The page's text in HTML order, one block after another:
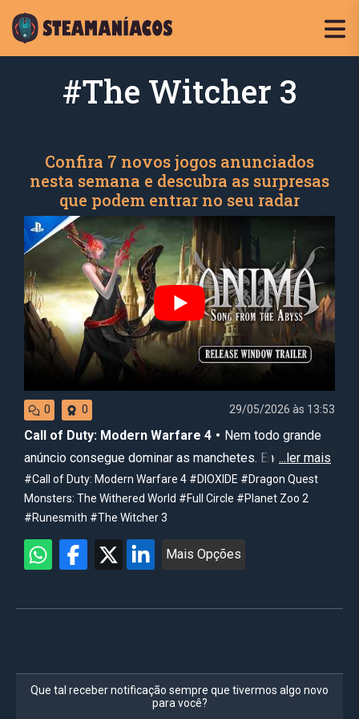
#The Witcher 3
Confira 7 novos jogos anunciados
nesta semana e descubra as surpresas
que podem entrar no seu radar
0 0 29/05/2026 às 13:53
Call of Duty: Modern Warfare 4
Nem todo grande
anúncio consegue dominar as manchetes. Enquanto
gigantes da indústria disputam a atenção dos
jogadores, diversos projetos promissores acabam
passando despercebidos em meio ao fluxo constante
de novidades. Nesta semana, porém, surgiram sete
jogos que merecem estar no radar de qualquer gamer,
modernos ao retorno de uma das maiores franquias de
tiro do mercado, passando por novos JRPGs,
#Call of Duty: Modern Warfare 4 #DIOXIDE #Dragon Quest
Monsters: The Withered World #Full Circle #Planet Zoo 2
#Runesmith #The Witcher 3
Mais Opções